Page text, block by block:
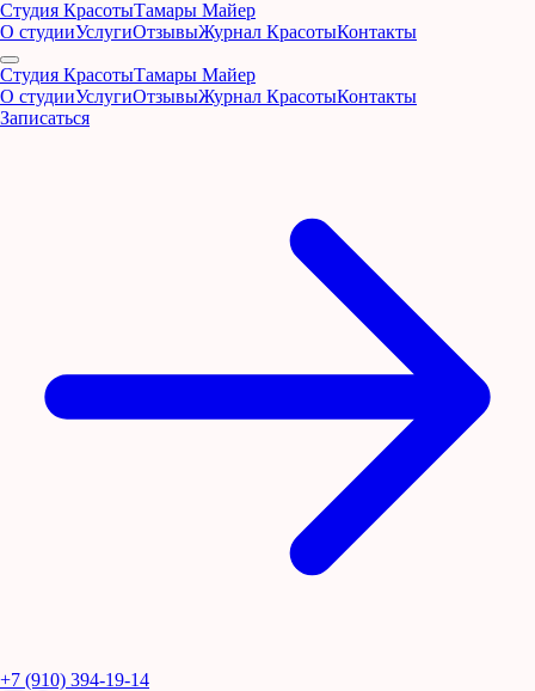
Студия КрасотыТамары Майер
О студииУслугиОтзывыЖурнал КрасотыКонтакты
Студия КрасотыТамары Майер
О студииУслугиОтзывыЖурнал КрасотыКонтакты
Записаться
+7 (910) 394-19-14